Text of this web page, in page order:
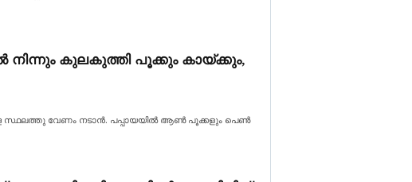
കുലകുത്തി പൂക്കും കായ്ക്കും,
സ്ഥലത്തു വേണം നടാൻ. പപ്പായയിൽ ആൺ പൂക്കളും പെൺ